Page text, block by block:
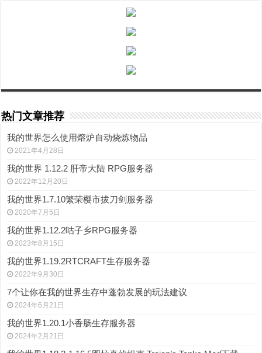
热门文章推荐
我的世界怎么使用熔炉自动烧炼物品
2021年4月28日
我的世界 1.12.2 肝帝大陆 RPG服务器
2022年12月20日
我的世界1.7.10繁荣樱市拔刀剑服务器
2020年7月5日
我的世界1.12.2咕子乡RPG服务器
2023年8月15日
我的世界1.19.2RTCRAFT生存服务器
2022年9月30日
7个让你在我的世界生存中蓬勃发展的玩法建议
2024年6月21日
我的世界1.20.1小香肠生存服务器
2024年2月21日